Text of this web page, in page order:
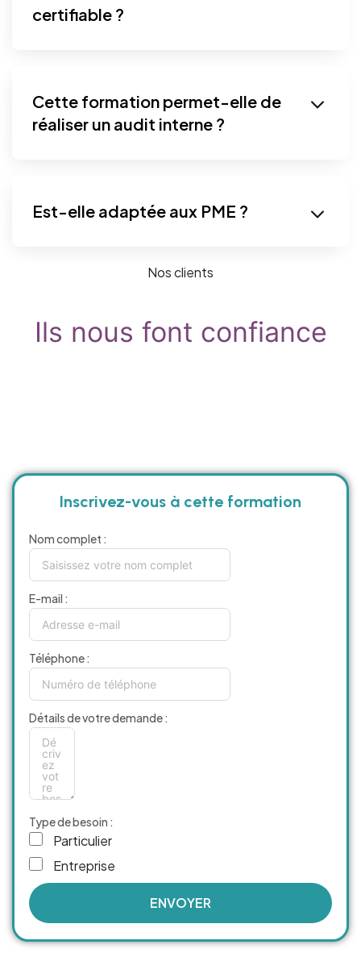
certifiable ?
Cette formation permet-elle de
réaliser un audit interne ?
Est-elle adaptée aux PME ?
Nos clients
Ils nous font confiance
Inscrivez-vous à cette formation
Nom complet :
E-mail :
Téléphone :
Détails de votre demande :
Type de besoin :
Particulier
Entreprise
ENVOYER